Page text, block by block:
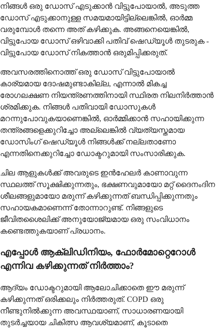
നിങ്ങൾ ഒരു ഡോസ് എടുക്കാൻ വിട്ടുപോയാൽ, അടുത്ത
ഡോസ് എടുക്കാനുള്ള സമയമായിട്ടില്ലെങ്കിൽ, ഓർമ്മ
വരുമ്പോൾ തന്നെ അത് കഴിക്കുക. അങ്ങനെയെങ്കിൽ,
വിട്ടുപോയ ഡോസ് ഒഴിവാക്കി പതിവ് ഷെഡ്യൂൾ തുടരുക -
വിട്ടുപോയ ഡോസ് നികത്താൻ ഒരുമിപ്പിക്കരുത്.
അവസരത്തിനൊത്ത് ഒരു ഡോസ് വിട്ടുപോയാൽ
കാര്യമായ ദോഷമുണ്ടാകില്ല, എന്നാൽ മികച്ച
രോഗലക്ഷണ നിയന്ത്രണത്തിനായി സ്ഥിരത നിലനിർത്താൻ
ശ്രമിക്കുക. നിങ്ങൾ പതിവായി ഡോസുകൾ
മറന്നുപോവുകയാണെങ്കിൽ, ഓർമ്മിക്കാൻ സഹായിക്കുന്ന
തന്ത്രങ്ങളെക്കുറിച്ചോ അല്ലെങ്കിൽ വ്യത്യസ്തമായ
ഡോസിംഗ് ഷെഡ്യൂൾ നിങ്ങൾക്ക് നല്ലതാണോ
എന്നതിനെക്കുറിച്ചോ ഡോക്ടറുമായി സംസാരിക്കുക.
ചില ആളുകൾക്ക് അവരുടെ ഇൻഹേലർ കാണാവുന്ന
സ്ഥലത്ത് സൂക്ഷിക്കുന്നതും, ഭക്ഷണവുമായോ മറ്റ് ദൈനംദിന
ശീലങ്ങളുമായോ മരുന്ന് കഴിക്കുന്നത് ബന്ധിപ്പിക്കുന്നതും
സഹായകമാണെന്ന് തോന്നാറുണ്ട്. നിങ്ങളുടെ
ജീവിതശൈലിക്ക് അനുയോജ്യമായ ഒരു സംവിധാനം
കണ്ടെത്തുകയാണ് പ്രധാനം.
എപ്പോൾ ആക്ലിഡിനിയം, ഫോർമോറ്റെറോൾ
എന്നിവ കഴിക്കുന്നത് നിർത്താം?
ആദ്യം ഡോക്ടറുമായി ആലോചിക്കാതെ ഈ മരുന്ന്
കഴിക്കുന്നത് ഒരിക്കലും നിർത്തരുത്. COPD ഒരു
നീണ്ടുനിൽക്കുന്ന അവസ്ഥയാണ്, സാധാരണയായി
തുടർച്ചയായ ചികിത്സ ആവശ്യമാണ്, കൂടാതെ